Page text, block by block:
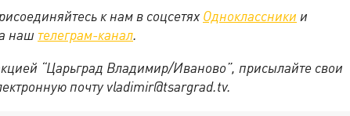
к нам в соцсетях Одноклассники и
наш телеграм-канал.
“Царьград Владимир/Иваново”, присылайте свои
почту vladimir@tsargrad.tv.